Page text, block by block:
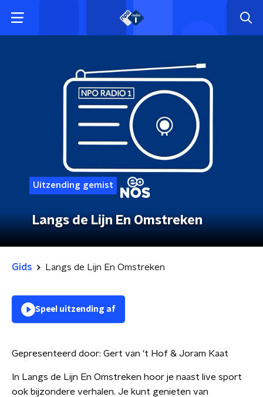
Uitzending gemist
Langs de Lijn En Omstreken
Gids Langs de Lijn En Omstreken
Speel uitzending af
Gepresenteerd door: Gert van 't Hof & Joram Kaat
In Langs de Lijn En Omstreken hoor je naast live sport
ook bijzondere verhalen. Je kunt genieten van